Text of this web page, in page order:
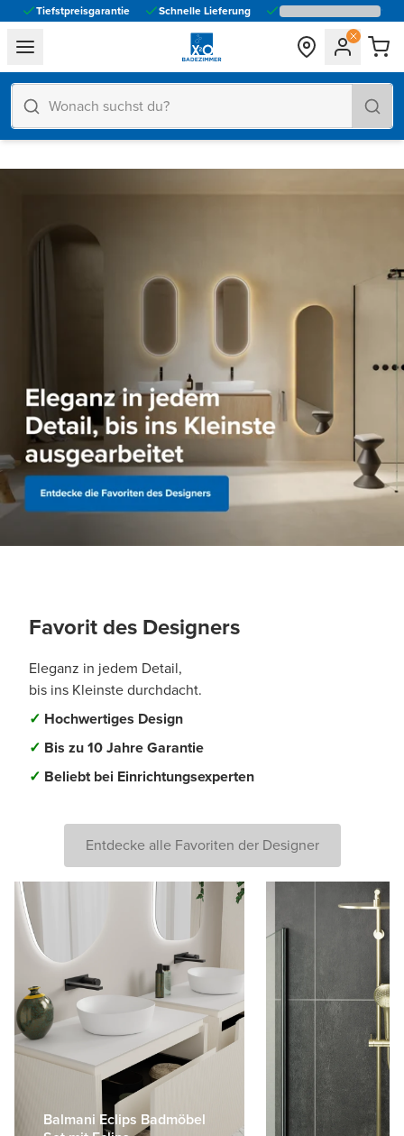
Tiefstpreisgarantie Schnelle Lieferung
general.navigation.toggle_menu.label
Favorit des Designers
Eleganz in jedem Detail,
bis ins Kleinste durchdacht.
✓ Hochwertiges Design
✓ Bis zu 10 Jahre Garantie
✓ Beliebt bei Einrichtungsexperten
Entdecke alle Favoriten der Designer
Balmani Eclips Badmöbel